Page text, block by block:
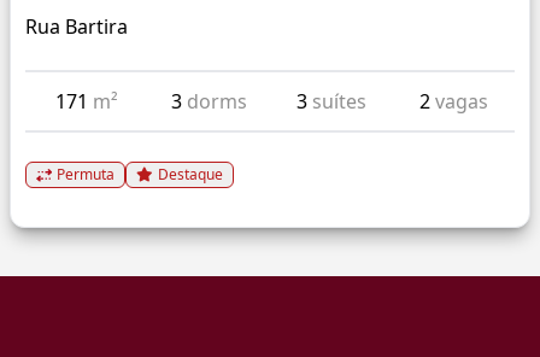
Rua Bartira
171 m² 3 dorms 3 suítes 2vagas
Permuta Destaque